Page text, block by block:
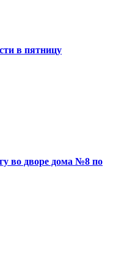
в пятницу
во дворе дома №8 по